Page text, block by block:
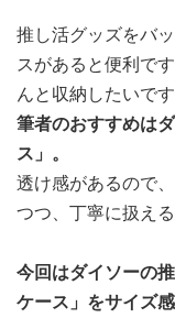
推し活グッズをバ
スがあると便利で
んと収納したいです
筆者のおすすめは
ス」。
透け感があるので
つつ、丁寧に扱える
今回はダイソーの
ケース」をサイズ